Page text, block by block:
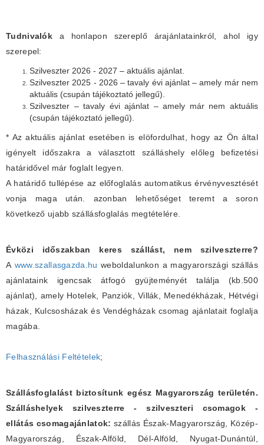
Tudnivalók a honlapon szereplő árajánlatainkról, ahol igy
szerepel:
Szilveszter 2026 - 2027 – aktuális ajánlat.
Szilveszter 2025 - 2026 – tavaly évi ajánlat – amely már nem
aktuális (csupán tájékoztató jellegű).
Szilveszter – tavaly évi ajánlat – amely már nem aktuális
(csupán tájékoztató jellegű).
* Az aktuális ajánlat esetében is elöfordulhat, hogy az Ön által
igényelt időszakra a választott szálláshely előleg befizetési
határidővel már foglalt legyen.
A határidő tullépése az előfoglalás automatikus érvényvesztését
vonja maga után. azonban lehetőséget teremt a soron
következő ujabb szállásfoglalás megtételére.
Évközi időszakban keres szállást, nem szilveszterre?
A www.szallasgazda.hu weboldalunkon a magyarországi szállás
ajánlataink igencsak átfogó gyüjteményét találja (kb.500
ajánlat), amely Hotelek, Panziók, Villák, Menedékházak, Hétvégi
házak, Kulcsosházak és Vendégházak csomag ajánlatait foglalja
magába.
Felhasználási Feltételek;
Szállásfoglalást biztosítunk egész Magyarország területén.
Szálláshelyek szilveszterre - szilveszteri csomagok -
ellátás csomagajánlatok: szállás Észak-Magyarország, Közép-
Magyarország, Észak-Alföld, Dél-Alföld, Nyugat-Dunántúl,